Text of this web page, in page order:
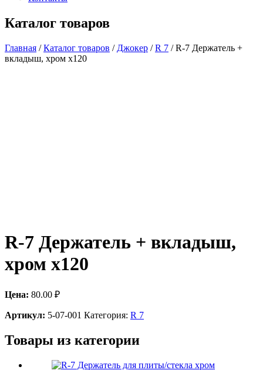
Каталог товаров
Главная /Каталог товаров / Джокер /R 7 / R-7 Держатель +
вкладыш, хром х120
R-7 Держатель + вкладыш,
хром х120
Цена: 80.00 ₽
Артикул: 5-07-001 Категория: R 7
Товары из категории